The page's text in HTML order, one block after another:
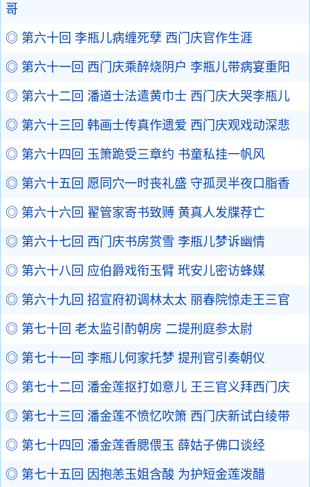
哥
◎ 第六十回 李瓶儿病缠死孽 西门庆官作生涯
◎ 第六十一回 西门庆乘醉烧阴户 李瓶儿带病宴重阳
◎ 第六十二回 潘道士法遣黄巾士 西门庆大哭李瓶儿
◎ 第六十三回 韩画士传真作遗爱 西门庆观戏动深悲
◎ 第六十四回 玉箫跪受三章约 书童私挂一帆风
◎ 第六十五回 愿同穴一时丧礼盛 守孤灵半夜口脂香
◎ 第六十六回 翟管家寄书致赙 黄真人发牒荐亡
◎ 第六十七回 西门庆书房赏雪 李瓶儿梦诉幽情
◎ 第六十八回 应伯爵戏衔玉臂 玳安儿密访蜂媒
◎ 第六十九回 招宣府初调林太太 丽春院惊走王三官
◎ 第七十回 老太监引酌朝房 二提刑庭参太尉
◎ 第七十一回 李瓶儿何家托梦 提刑官引奏朝仪
◎ 第七十二回 潘金莲抠打如意儿 王三官义拜西门庆
◎ 第七十三回 潘金莲不愤忆吹箫 西门庆新试白绫带
◎ 第七十四回 潘金莲香腮偎玉 薛姑子佛口谈经
◎ 第七十五回 因抱恙玉姐含酸 为护短金莲泼醋